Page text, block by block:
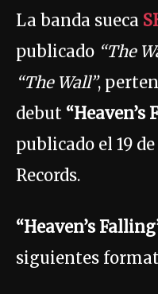
La banda sueca
publicado “The
“The Wall”,
debut “Heaven’s
publicado el 19
Records.
“Heaven’s
siguientes